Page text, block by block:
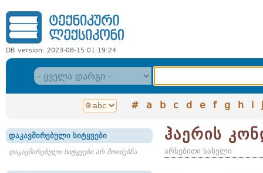
DB version: 2023-08-15 01:19:24
# a b c d e f g h i j
დაკავშირებული სიტყვები
დაკავშირებული სიტყვები არ მოიძებნა
ჰაერის
არსებითი სახელი